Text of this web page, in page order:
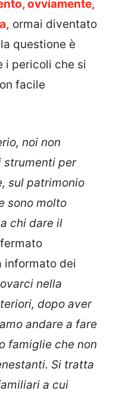
ovviamente,
ormai diventato
questione è
i pericoli che si
facile
noi non
strumenti per
sul patrimonio
sono molto
chi dare il
informato dei
nella
dopo aver
andare a fare
famiglie che non
Si tratta
a cui